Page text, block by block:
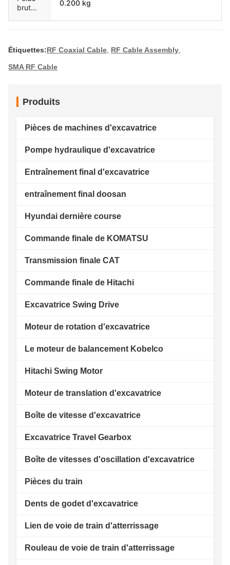
brut
0.200 kg
Étiquettes:RF Coaxial Cable RF Cable Assembly
SMA RF Cable
Produits
Pièces de machines d'excavatrice
Pompe hydraulique d'excavatrice
Entraînement final d'excavatrice
entraînement final doosan
Hyundai dernière course
Commande finale de KOMATSU
Transmission finale CAT
Commande finale de Hitachi
Excavatrice Swing Drive
Moteur de rotation d'excavatrice
Le moteur de balancement Kobelco
Hitachi Swing Motor
Moteur de translation d'excavatrice
Boîte de vitesse d'excavatrice
Excavatrice Travel Gearbox
Boîte de vitesses d'oscillation d'excavatrice
Pièces du train
Dents de godet d'excavatrice
Lien de voie de train d'atterrissage
Rouleau de voie de train d'atterrissage